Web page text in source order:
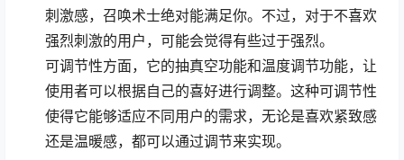
刺激感，召唤术士绝对能满足你。不过，对于不喜欢
强烈刺激的用户，可能会觉得有些过于强烈。
可调节性方面，它的抽真空功能和温度调节功能，让
使用者可以根据自己的喜好进行调整。这种可调节性
使得它能够适应不同用户的需求，无论是喜欢紧致感
还是温暖感，都可以通过调节来实现。